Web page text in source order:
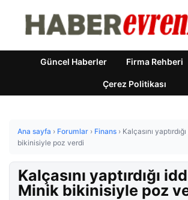
Güncel Haberler Firma Rehberi
Çerez Politikası
Ana sayfa › Forumlar › Finans › Kalçasını
bikinisiyle poz verdi
Kalçasını yaptırdığı
Minik bikinisiyle poz